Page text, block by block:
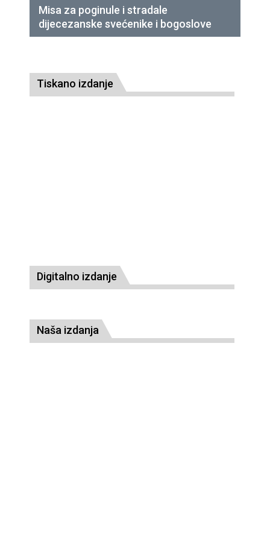
Misa za poginule i stradale
dijecezanske svećenike i bogoslove
Tiskano izdanje
Digitalno izdanje
Naša izdanja